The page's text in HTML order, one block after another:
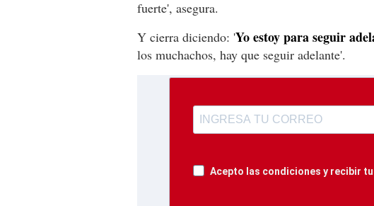
fuerte', asegura.
Y cierra diciendo: 'Yo estoy para seguir
los muchachos, hay que seguir adelante'.
Acepto las condiciones y recibir